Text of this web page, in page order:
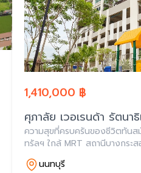
1,410,000 ฿
ศุภาลัย เวอเรนด้า รัตนา
ความสุขที่ครบครันของชีวิตทัน
ทรัลฯ ใกล้ MRT สถานีบางกระ
นนทบุรี